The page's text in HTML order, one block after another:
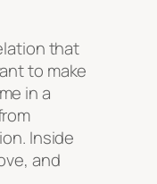
that
to make
in a
Inside
and